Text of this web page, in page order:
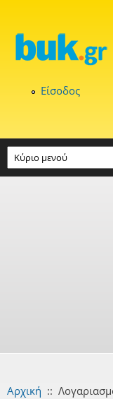
Είσοδος
Αρχική ::